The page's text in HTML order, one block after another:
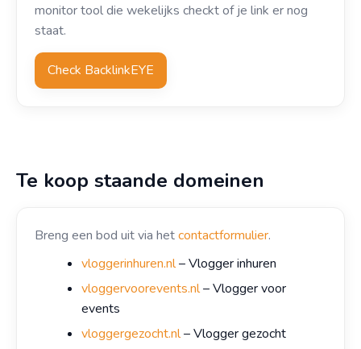
monitor tool die wekelijks checkt of je link er nog
staat.
Check BacklinkEYE
Te koop staande domeinen
Breng een bod uit via hetcontactformulier.
vloggerinhuren.nl– Vlogger inhuren
vloggervoorevents.nl– Vlogger voor
events
vloggergezocht.nl– Vlogger gezocht